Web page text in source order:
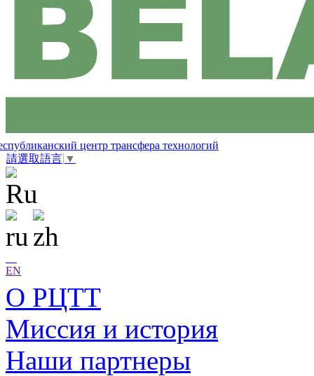
центр трансфера технологий
請選取語言 ▼
EN
О РЦТТ
Миссия и история
Наши партнеры